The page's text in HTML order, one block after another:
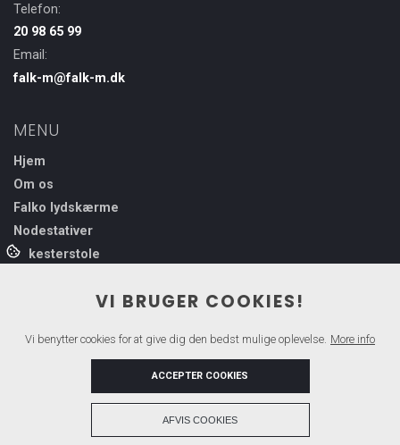
Telefon:
20 98 65 99
Email:
falk-m@falk-m.dk
MENU
Hjem
Om os
Falko lydskærme
Nodestativer
Orkesterstole
VI SAMARBEJDER MED
VI BRUGER COOKIES!
Vi benytter cookies for at give dig den bedst mulige oplevelse. More info
ACCEPTER COOKIES
AFVIS COOKIES